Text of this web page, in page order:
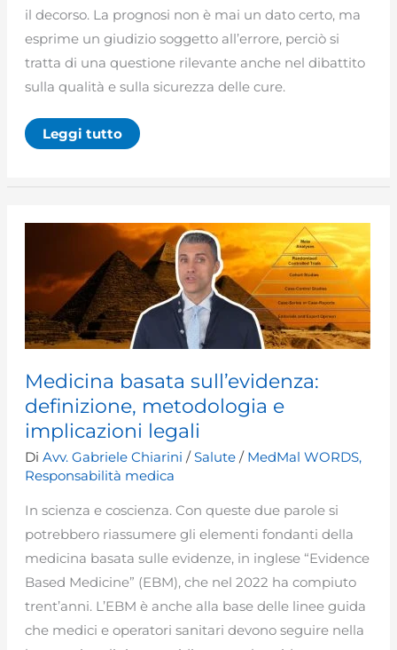
il decorso. La prognosi non è mai un dato certo, ma
esprime un giudizio soggetto all’errore, perciò si
tratta di una questione rilevante anche nel dibattito
sulla qualità e sulla sicurezza delle cure.
Prognosi:
significato,
quando
medico
Leggi tutto
Medicina basata sull’evidenza:
definizione, metodologia e
implicazioni legali
DiAvv. Gabriele Chiarini/Salute / MedMal WORDS,
Responsabilità medica
In scienza e coscienza. Con queste due parole si
potrebbero riassumere gli elementi fondanti della
medicina basata sulle evidenze, in inglese “Evidence
Based Medicine” (EBM), che nel 2022 ha compiuto
trent’anni. L’EBM è anche alla base delle linee guida
che medici e operatori sanitari devono seguire nella